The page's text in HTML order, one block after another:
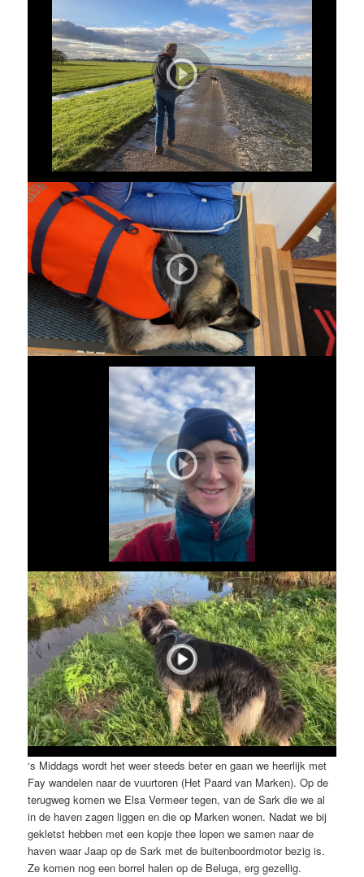
‘s Middags wordt het weer steeds beter en gaan we heerlijk met
Fay wandelen naar de vuurtoren (Het Paard van Marken). Op de
terugweg komen we Elsa Vermeer tegen, van de Sark die we al
in de haven zagen liggen en die op Marken wonen. Nadat we bij
gekletst hebben met een kopje thee lopen we samen naar de
haven waar Jaap op de Sark met de buitenboordmotor bezig is.
Ze komen nog een borrel halen op de Beluga, erg gezellig.